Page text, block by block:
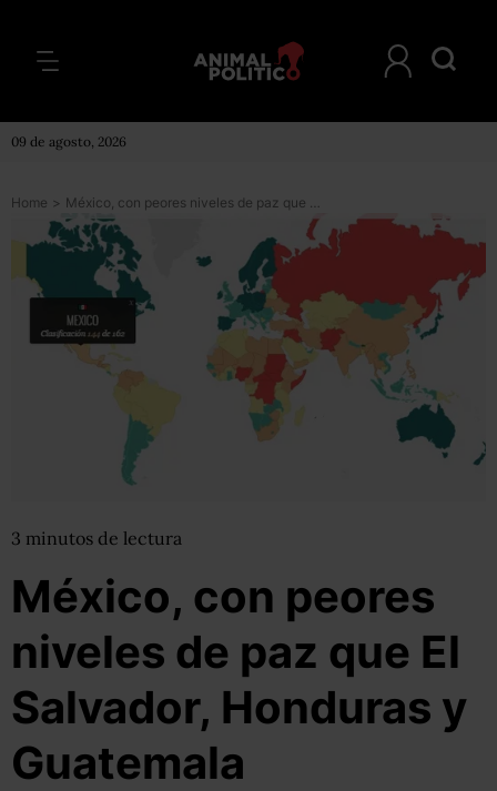
09 de agosto, 2026
Home > México, con peores niveles de paz que El Salvador, Honduras y Guatemala
3 minutos de lectura
México, con peores
niveles de paz que El
Salvador, Honduras y
Guatemala